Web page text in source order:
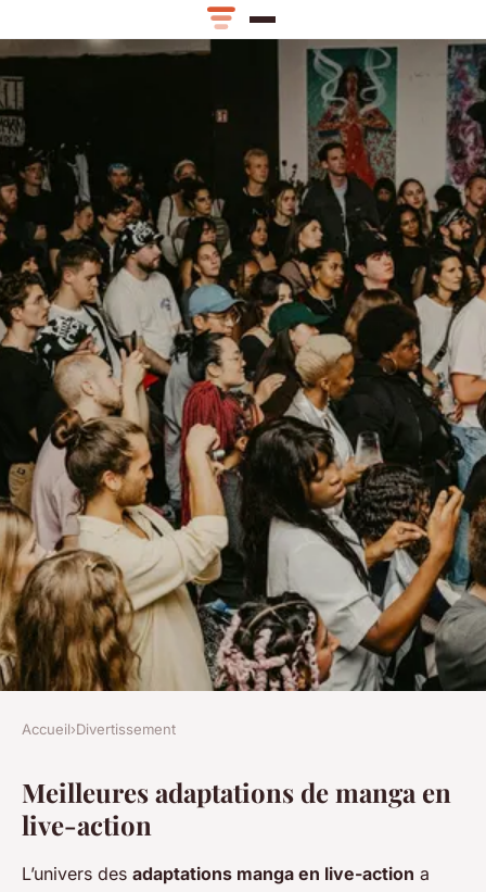
Meilleures adaptations de
manga en live-action
Kenzo•13 décembre 2024•4 min de lecture
Accueil›Divertissement
Meilleures adaptations de manga en
live-action
L’univers des adaptations manga en live-action a